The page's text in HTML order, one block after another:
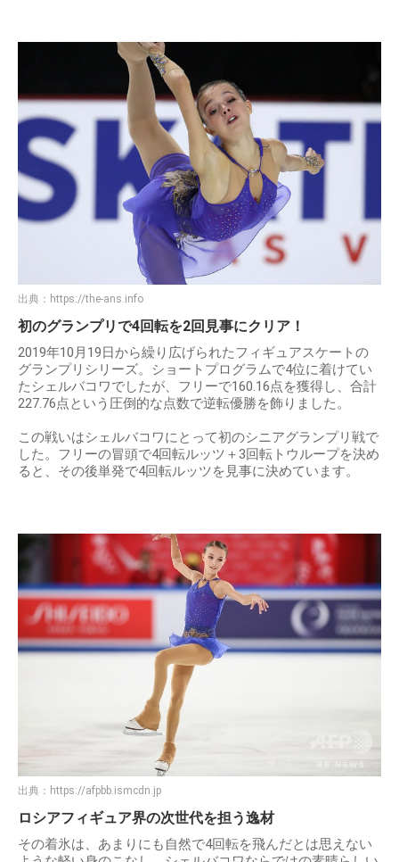
出典： https://the-ans.info
初のグランプリで4回転を2回見事にクリア！
2019年10月19日から繰り広げられたフィギュアスケートの
グランプリシリーズ。ショートプログラムで4位に着けてい
たシェルバコワでしたが、フリーで160.16点を獲得し、合計
227.76点という圧倒的な点数で逆転優勝を飾りました。
この戦いはシェルバコワにとって初のシニアグランプリ戦で
した。フリーの冒頭で4回転ルッツ＋3回転トウループを決め
ると、その後単発で4回転ルッツを見事に決めています。
出典： https://afpbb.ismcdn.jp
ロシアフィギュア界の次世代を担う逸材
その着氷は、あまりにも自然で4回転を飛んだとは思えない